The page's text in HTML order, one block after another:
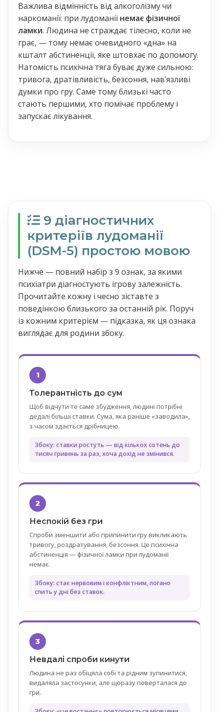
Важлива відмінність від алкоголізму чи
наркоманії: при лудоманії немає фізичної
ламки. Людина не страждає тілесно, коли не
грає, — тому немає очевидного «дна» на
кшталт абстиненції, яке штовхає по допомогу.
Натомість психічна тяга буває дуже сильною:
тривога, дратівливість, безсоння, нав’язливі
думки про гру. Саме тому близькі часто
стають першими, хто помічає проблему і
запускає лікування.
9 діагностичних
критеріїв лудоманії
(DSM-5) простою мовою
Нижче — повний набір з 9 ознак, за якими
психіатри діагностують ігрову залежність.
Прочитайте кожну і чесно зіставте з
поведінкою близького за останній рік. Поруч
із кожним критерієм — підказка, як ця ознака
виглядає для родини збоку.
1
Толерантність до сум
Щоб відчути те саме збудження, людині потрібні
дедалі більші ставки. Сума, яка раніше «заводила»,
з часом здається дрібницею.
Збоку: ставки ростуть — від кількох сотень до
тисяч гривень за раз, хоча дохід не змінився.
2
Неспокій без гри
Спроби зменшити або припинити гру викликають
тривогу, роздратування, безсоння. Це психічна
абстиненція — фізичної ламки при лудоманії
немає.
Збоку: стає нервовим і конфліктним, погано
спить у дні без ставок.
3
Невдалі спроби кинути
Людина не раз обіцяла собі та рідним зупинитися,
видаляла застосунки, але щоразу поверталася до
гри.